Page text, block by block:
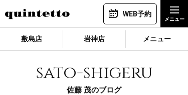
WEB予約
敷島店 岩神店 メニュー
sato-shigeru
佐藤 茂のブログ